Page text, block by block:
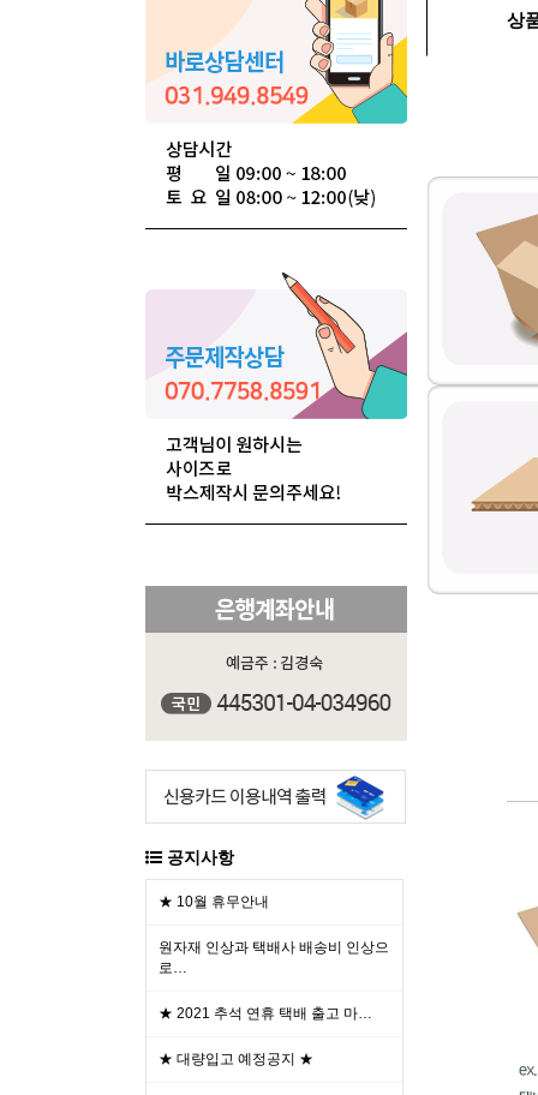
공지사항
★ 10월 휴무안내
원자재 인상과 택배사 배송비 인상으
로…
★ 2021 추석 연휴 택배 출고 마…
★ 대량입고 예정공지 ★
상